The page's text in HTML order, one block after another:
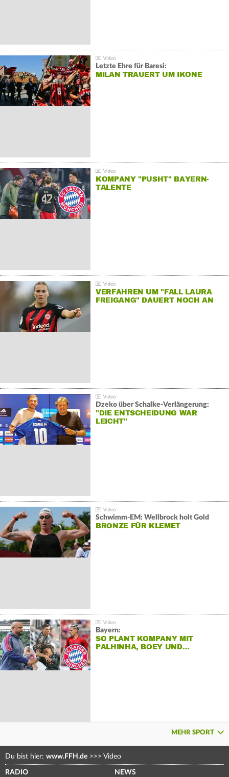
Letzte Ehre für Baresi:
MILAN TRAUERT UM IKONE
KOMPANY "PUSHT" BAYERN-
TALENTE
VERFAHREN UM "FALL LAURA
FREIGANG" DAUERT NOCH AN
Dzeko über Schalke-Verlängerung:
"DIE ENTSCHEIDUNG WAR
LEICHT"
Schwimm-EM: Wellbrock holt Gold
BRONZE FÜR KLEMET
Bayern:
SO PLANT KOMPANY MIT
PALHINHA, BOEY UND…
MEHR SPORT
Du bist hier: www.FFH.de >>> Video
RADIO NEWS